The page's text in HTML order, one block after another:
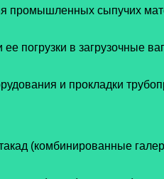
промышленных сыпучих
погрузки в загрузочные
и прокладки
(комбинированные